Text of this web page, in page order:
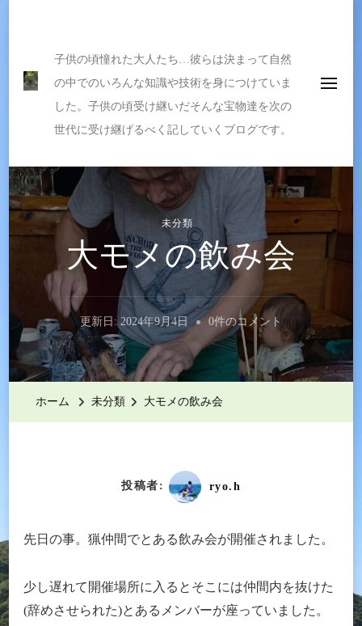
子供の頃憧れた大人たち…彼らは決まって自然
の中でのいろんな知識や技術を身につけていま
した。子供の頃受け継いだそんな宝物達を次の
世代に受け継げるべく記していくブログです。
未分類
大モメの飲み会
更新日: 2024年9月4日
大
モ
へ
0件のコメント
ホーム 未分類 大モメの飲み会
投稿者: ryo.h
先日の事。猟仲間でとある飲み会が開催されました。
少し遅れて開催場所に入るとそこには仲間内を抜けた
(辞めさせられた)とあるメンバーが座っていました。